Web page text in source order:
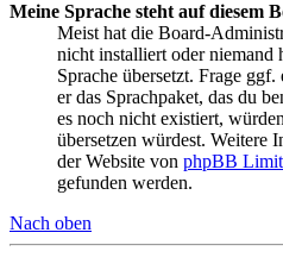
Meine Sprache steht auf diesem
Meist hat die Board-
nicht installiert oder niemand
Sprache übersetzt. Frage
er das Sprachpaket, das du
es noch nicht existiert,
übersetzen würdest. Weitere
der Website von phpBB
gefunden werden.
Nach oben